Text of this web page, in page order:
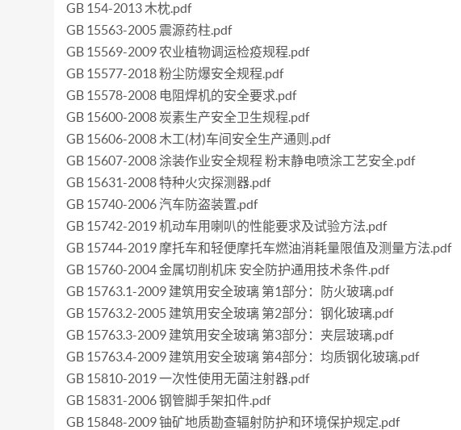
GB 154-2013 木枕.pdf
GB 15563-2005 震源药柱.pdf
GB 15569-2009 农业植物调运检疫规程.pdf
GB 15577-2018 粉尘防爆安全规程.pdf
GB 15578-2008 电阻焊机的安全要求.pdf
GB 15600-2008 炭素生产安全卫生规程.pdf
GB 15606-2008 木工(材)车间安全生产通则.pdf
GB 15607-2008 涂装作业安全规程 粉末静电喷涂工艺安全.pdf
GB 15631-2008 特种火灾探测器.pdf
GB 15740-2006 汽车防盗装置.pdf
GB 15742-2019 机动车用喇叭的性能要求及试验方法.pdf
GB 15744-2019 摩托车和轻便摩托车燃油消耗量限值及测量方法.pdf
GB 15760-2004 金属切削机床 安全防护通用技术条件.pdf
GB 15763.1-2009 建筑用安全玻璃 第1部分：防火玻璃.pdf
GB 15763.2-2005 建筑用安全玻璃 第2部分：钢化玻璃.pdf
GB 15763.3-2009 建筑用安全玻璃 第3部分：夹层玻璃.pdf
GB 15763.4-2009 建筑用安全玻璃 第4部分：均质钢化玻璃.pdf
GB 15810-2019 一次性使用无菌注射器.pdf
GB 15831-2006 钢管脚手架扣件.pdf
GB 15848-2009 铀矿地质勘查辐射防护和环境保护规定.pdf